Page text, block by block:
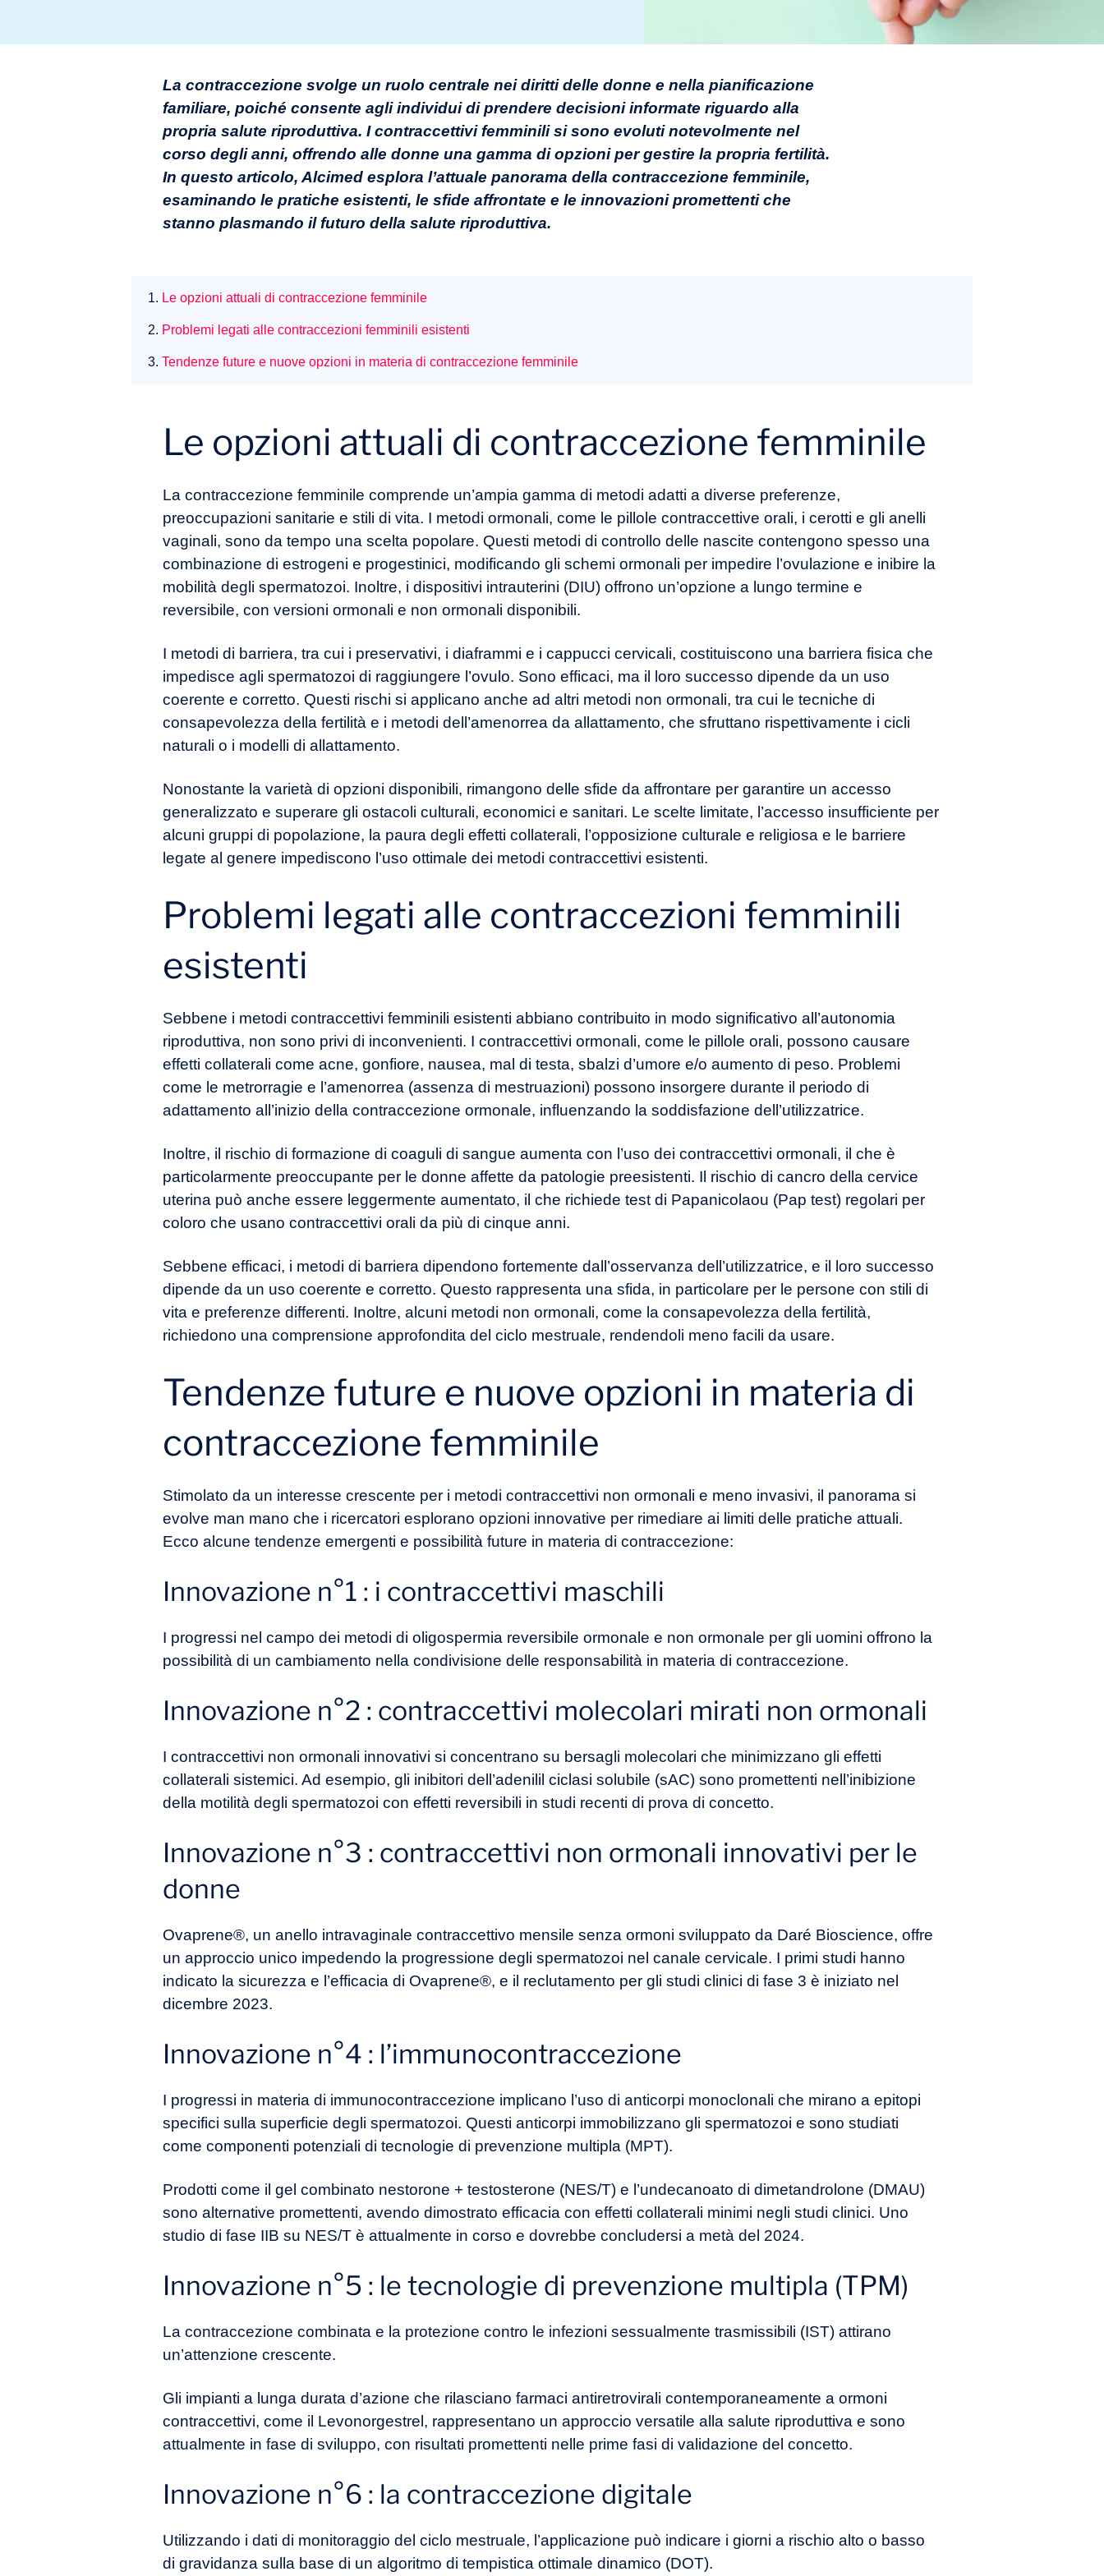
La contraccezione svolge un ruolo centrale nei diritti delle donne e nella pianificazione
familiare, poiché consente agli individui di prendere decisioni informate riguardo alla
propria salute riproduttiva. I contraccettivi femminili si sono evoluti notevolmente nel
corso degli anni, offrendo alle donne una gamma di opzioni per gestire la propria fertilità.
In questo articolo, Alcimed esplora l’attuale panorama della contraccezione femminile,
esaminando le pratiche esistenti, le sfide affrontate e le innovazioni promettenti che
stanno plasmando il futuro della salute riproduttiva.
1. Le opzioni attuali di contraccezione femminile
2. Problemi legati alle contraccezioni femminili esistenti
3. Tendenze future e nuove opzioni in materia di contraccezione femminile
Le opzioni attuali di contraccezione femminile
La contraccezione femminile comprende un’ampia gamma di metodi adatti a diverse preferenze,
preoccupazioni sanitarie e stili di vita. I metodi ormonali, come le pillole contraccettive orali, i cerotti e gli anelli
vaginali, sono da tempo una scelta popolare. Questi metodi di controllo delle nascite contengono spesso una
combinazione di estrogeni e progestinici, modificando gli schemi ormonali per impedire l’ovulazione e inibire la
mobilità degli spermatozoi. Inoltre, i dispositivi intrauterini (DIU) offrono un’opzione a lungo termine e
reversibile, con versioni ormonali e non ormonali disponibili.
I metodi di barriera, tra cui i preservativi, i diaframmi e i cappucci cervicali, costituiscono una barriera fisica che
impedisce agli spermatozoi di raggiungere l’ovulo. Sono efficaci, ma il loro successo dipende da un uso
coerente e corretto. Questi rischi si applicano anche ad altri metodi non ormonali, tra cui le tecniche di
consapevolezza della fertilità e i metodi dell’amenorrea da allattamento, che sfruttano rispettivamente i cicli
naturali o i modelli di allattamento.
Nonostante la varietà di opzioni disponibili, rimangono delle sfide da affrontare per garantire un accesso
generalizzato e superare gli ostacoli culturali, economici e sanitari. Le scelte limitate, l’accesso insufficiente per
alcuni gruppi di popolazione, la paura degli effetti collaterali, l’opposizione culturale e religiosa e le barriere
legate al genere impediscono l’uso ottimale dei metodi contraccettivi esistenti.
Problemi legati alle contraccezioni femminili
esistenti
Sebbene i metodi contraccettivi femminili esistenti abbiano contribuito in modo significativo all’autonomia
riproduttiva, non sono privi di inconvenienti. I contraccettivi ormonali, come le pillole orali, possono causare
effetti collaterali come acne, gonfiore, nausea, mal di testa, sbalzi d’umore e/o aumento di peso. Problemi
come le metrorragie e l’amenorrea (assenza di mestruazioni) possono insorgere durante il periodo di
adattamento all’inizio della contraccezione ormonale, influenzando la soddisfazione dell’utilizzatrice.
Inoltre, il rischio di formazione di coaguli di sangue aumenta con l’uso dei contraccettivi ormonali, il che è
particolarmente preoccupante per le donne affette da patologie preesistenti. Il rischio di cancro della cervice
uterina può anche essere leggermente aumentato, il che richiede test di Papanicolaou (Pap test) regolari per
coloro che usano contraccettivi orali da più di cinque anni.
Sebbene efficaci, i metodi di barriera dipendono fortemente dall’osservanza dell’utilizzatrice, e il loro successo
dipende da un uso coerente e corretto. Questo rappresenta una sfida, in particolare per le persone con stili di
vita e preferenze differenti. Inoltre, alcuni metodi non ormonali, come la consapevolezza della fertilità,
richiedono una comprensione approfondita del ciclo mestruale, rendendoli meno facili da usare.
Tendenze future e nuove opzioni in materia di
contraccezione femminile
Stimolato da un interesse crescente per i metodi contraccettivi non ormonali e meno invasivi, il panorama si
evolve man mano che i ricercatori esplorano opzioni innovative per rimediare ai limiti delle pratiche attuali.
Ecco alcune tendenze emergenti e possibilità future in materia di contraccezione:
Innovazione n°1 : i contraccettivi maschili
I progressi nel campo dei metodi di oligospermia reversibile ormonale e non ormonale per gli uomini offrono la
possibilità di un cambiamento nella condivisione delle responsabilità in materia di contraccezione.
Innovazione n°2 : contraccettivi molecolari mirati non ormonali
I contraccettivi non ormonali innovativi si concentrano su bersagli molecolari che minimizzano gli effetti
collaterali sistemici. Ad esempio, gli inibitori dell’adenilil ciclasi solubile (sAC) sono promettenti nell’inibizione
della motilità degli spermatozoi con effetti reversibili in studi recenti di prova di concetto.
Innovazione n°3 : contraccettivi non ormonali innovativi per le
donne
Ovaprene®, un anello intravaginale contraccettivo mensile senza ormoni sviluppato da Daré Bioscience, offre
un approccio unico impedendo la progressione degli spermatozoi nel canale cervicale. I primi studi hanno
indicato la sicurezza e l’efficacia di Ovaprene®, e il reclutamento per gli studi clinici di fase 3 è iniziato nel
dicembre 2023.
Innovazione n°4 : l’immunocontraccezione
I progressi in materia di immunocontraccezione implicano l’uso di anticorpi monoclonali che mirano a epitopi
specifici sulla superficie degli spermatozoi. Questi anticorpi immobilizzano gli spermatozoi e sono studiati
come componenti potenziali di tecnologie di prevenzione multipla (MPT).
Prodotti come il gel combinato nestorone + testosterone (NES/T) e l’undecanoato di dimetandrolone (DMAU)
sono alternative promettenti, avendo dimostrato efficacia con effetti collaterali minimi negli studi clinici. Uno
studio di fase IIB su NES/T è attualmente in corso e dovrebbe concludersi a metà del 2024.
Innovazione n°5 : le tecnologie di prevenzione multipla (TPM)
La contraccezione combinata e la protezione contro le infezioni sessualmente trasmissibili (IST) attirano
un’attenzione crescente.
Gli impianti a lunga durata d’azione che rilasciano farmaci antiretrovirali contemporaneamente a ormoni
contraccettivi, come il Levonorgestrel, rappresentano un approccio versatile alla salute riproduttiva e sono
attualmente in fase di sviluppo, con risultati promettenti nelle prime fasi di validazione del concetto.
Innovazione n°6 : la contraccezione digitale
Utilizzando i dati di monitoraggio del ciclo mestruale, l’applicazione può indicare i giorni a rischio alto o basso
di gravidanza sulla base di un algoritmo di tempistica ottimale dinamico (DOT).